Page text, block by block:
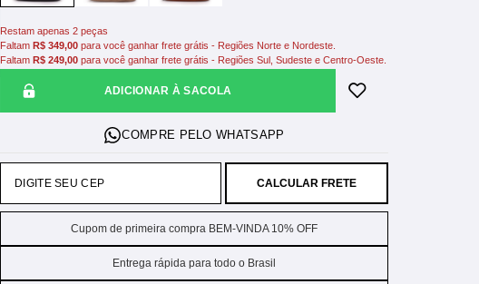
ADICIONAR À SACOLA
Restam apenas 2 peças
Faltam R$ 349,00 para você ganhar frete grátis - Regiões Norte e Nordeste.
Faltam R$ 249,00 para você ganhar frete grátis - Regiões Sul, Sudeste e Centro-Oeste.
CALCULAR FRETE
Cupom de primeira compra BEM-VINDA 10% OFF
Entrega rápida para todo o Brasil